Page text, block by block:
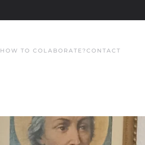
HOW TO COLABORATE?CONTACT